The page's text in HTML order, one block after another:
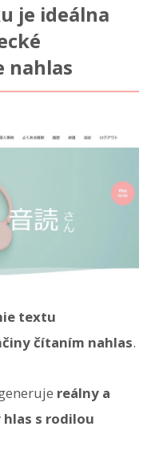
je ideálna
nahlas
textu
čítaním nahlas.
reálny a
s rodilou